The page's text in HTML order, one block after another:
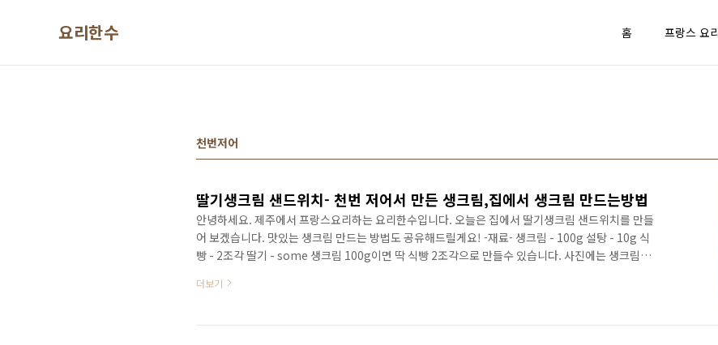
요리한수 홈 프랑스 요
천번저어
딸기생크림 샌드위치- 천번 저어서 만든 생크림,집에서 생크림 만드는방법
안녕하세요. 제주에서 프랑스요리하는 요리한수입니다. 오늘은 집에서 딸기생크림 샌드위치를 만들
어 보겠습니다. 맛있는 생크림 만드는 방법도 공유해드릴게요! -재료- 생크림 - 100g 설탕 - 10g 식
빵 - 2조각 딸기 - some 생크림 100g이면 딱 식빵 2조각으로 만들수 있습니다. 사진에는 생크림
저어 줍니다.(기계사용하세요..힘듭니다.) 천번정도 저은듯해요! 열심히 젓고 있습니다. 사실 천번 넘
이 완성됩니다. 참 쉽죠? 식빵 끝부분을 잘라 주겠습니다. 식빵을 사용하니 정말 쉽고 좋네요. 생크림
더보기